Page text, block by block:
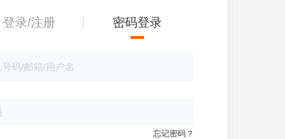
登录/注册 密码登录
忘记密码？